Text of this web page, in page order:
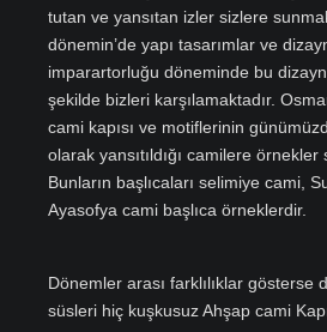
tutan ve yansıtan izler sizlere
dönemin’de yapı tasarımlar ve
imparartorluğu döneminde bu
şekilde bizleri karşılamaktadır.
cami kapısı ve motiflerinin
olarak yansıtıldığı camilere örnekler
Bunların başlıcaları selimiye cami,
Ayasofya cami başlıca örneklerdir.
Dönemler arası farklılıklar gösterse
süsleri hiç kuşkusuz Ahşap cami